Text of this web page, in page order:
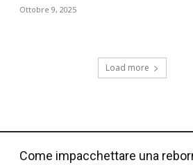
Ottobre 9, 2025
Load more
Come impacchettare una